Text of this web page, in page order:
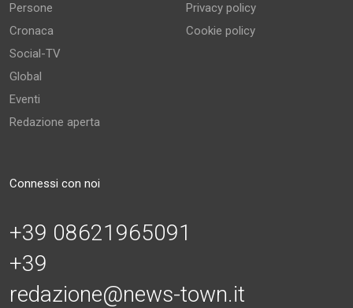
Persone
Cronaca
Social-TV
Global
Eventi
Redazione aperta
Privacy policy
Cookie policy
Connessi con noi
+39 08621965091
+39
redazione@news-town.it